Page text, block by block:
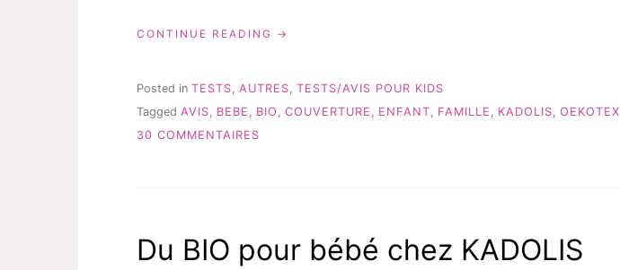
CONTINUE READING « UNE
BIO
TOUTE
Posted in TESTS AUTRES TESTS/AVIS POUR KIDS
Tagged AVIS, BEBE , BIO , COUVERTURE , ENFANT, FAMILLE , KADOLIS, OEKOTEX
30 COMMENTAIRES
TOUTE
LA
Du BIO pour bébé chez KADOLIS